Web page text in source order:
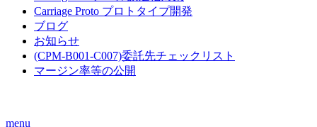
Carriage Proto プロトタイプ開発
ブログ
お知らせ
(CPM-B001-C007)委託先チェックリスト
マージン率等の公開
menu